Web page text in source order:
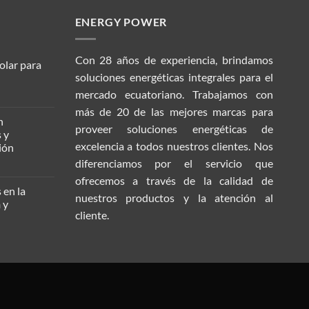
para
la
ENERGY POWER
Con 28 años de experiencia, brindamos
soluciones energéticas integrales para el
mercado ecuatoriano. Trabajamos con
más de 20 de las mejores marcas para
proveer soluciones energéticas de
excelencia a todos nuestros clientes. Nos
diferenciamos porel servicio que
ofrecemos a través de la calidad de
nuestros productos y la atención al
cliente.
de Protección
en forma
activadas.
que más le
sus datos,